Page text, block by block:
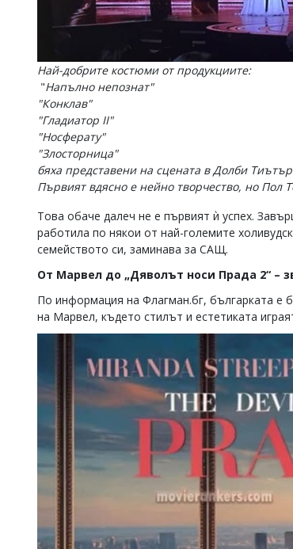
Най-добрите костюми от продукциите:
"Напълно непознат"
"Конклав"
"Гладиатор II"
"Носферату"
"Злосторница"
бяха представени на сцената в Долби Тиътър
Първият вдясно е нейно творчество, но Пол
Това обаче далеч не е първият ѝ успех.
работила по някои от най-големите
семейството си, заминава за САЩ.
От Марвел до „Дяволът носи Прада 2“ –
По информация на Флагман.бг, българката е
на Марвел, където стилът и естетиката